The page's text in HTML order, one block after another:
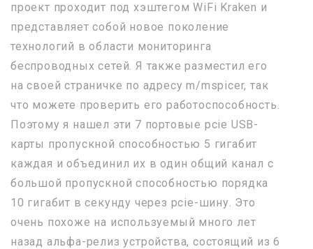
проект проходит под хэштегом WiFi Kraken и
представляет собой новое поколение
технологий в области мониторинга
беспроводных сетей. Я также разместил его
на своей страничке по адресу m/mspicer, так
что можете проверить его работоспособность.
Поэтому я нашел эти 7 портовые pcie USB-
карты пропускной способностью 5 гигабит
каждая и объединил их в один общий канал с
большой пропускной способностью порядка
10 гигабит в секунду через pcie-шину. Это
очень похоже на используемый много лет
назад альфа-релиз устройства, состоящий из 6